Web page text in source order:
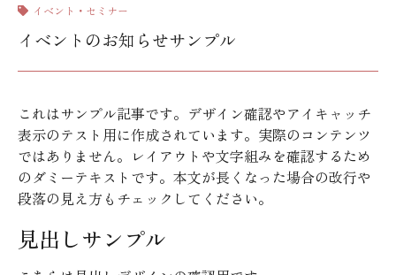
イベント・セミナー
イベントのお知らせサンプル
これはサンプル記事です。デザイン確認やアイキャッチ
表示のテスト用に作成されています。実際のコンテンツ
ではありません。レイアウトや文字組みを確認するため
のダミーテキストです。本文が長くなった場合の改行や
段落の見え方もチェックしてください。
見出しサンプル